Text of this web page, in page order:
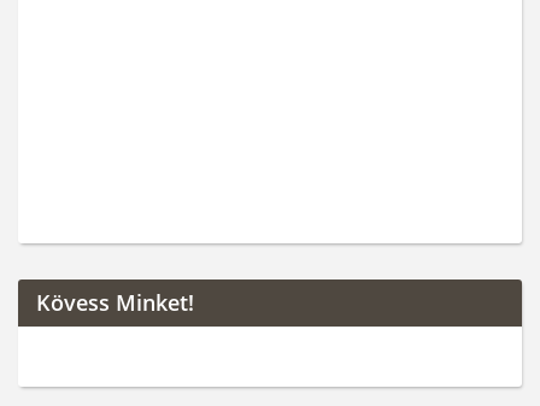
Kövess Minket!